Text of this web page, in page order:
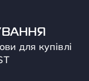
для купівлі